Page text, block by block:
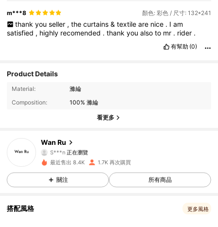
m***8 顏色: 彩色 / 尺寸: 132*241
thank you seller , the curtains & textile are nice . I am
satisfied , highly recomended .thankyoualsoto mr . rider .
有幫助 (0)
Product Details
Material:
滌綸
Composition:
100% 滌綸
看更多
Wan Ru
771 追蹤者
S***n正在瀏覽
4.84
771 追蹤者
4.84 771 追蹤者
最近售出 8.4K 1.7K 再次購買
關注 所有商品
搭配風格 更多風格